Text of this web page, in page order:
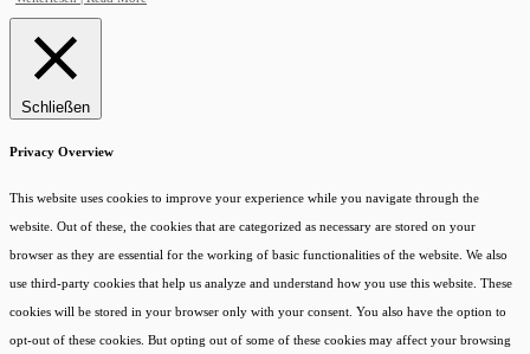
Schließen
Privacy Overview
This website uses cookies to improve your experience while you navigate through the
website. Out of these, the cookies that are categorized as necessary are stored on your
browser as they are essential for the working of basic functionalities of the website. We also
use third-party cookies that help us analyze and understand how you use this website. These
cookies will be stored in your browser only with your consent. You also have the option to
opt-out of these cookies. But opting out of some of these cookies may affect your browsing